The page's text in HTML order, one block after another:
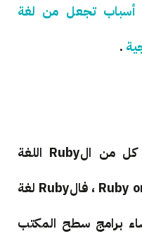
4 أسباب تجعل من لغة
.
عليك ان تفرق صديقي بين كل من الRuby اللغة
البرمجية و إيطار العمل Ruby on Rails ، فالRuby لغة
برامج سطح المكتب